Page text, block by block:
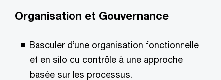
Organisation et Gouvernance
Basculer d’une organisation fonctionnelle
et en silo du contrôle à une approche
basée sur les processus.